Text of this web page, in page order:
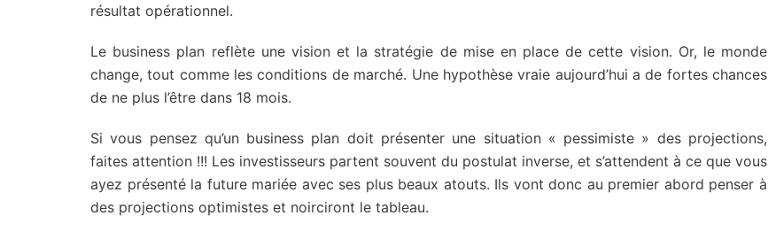
résultat opérationnel.
Le business plan reflète une vision et la stratégie de mise en place de cette vision. Or, le monde
change, tout comme les conditions de marché. Une hypothèse vraie aujourd’hui a de fortes chances
de ne plus l’être dans 18 mois.
Si vous pensez qu’un business plan doit présenter une situation « pessimiste » des projections,
faites attention !!! Les investisseurs partent souvent du postulat inverse, et s’attendent à ce que vous
ayez présenté la future mariée avec ses plus beaux atouts. Ils vont donc au premier abord penser à
des projections optimistes et noirciront le tableau.